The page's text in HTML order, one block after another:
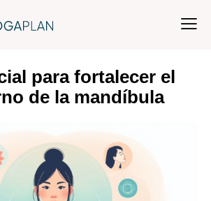
para fortalecer el
de la mandíbula